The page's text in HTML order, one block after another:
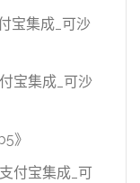
宝集成_可沙
宝集成_可沙
》
付宝集成_可